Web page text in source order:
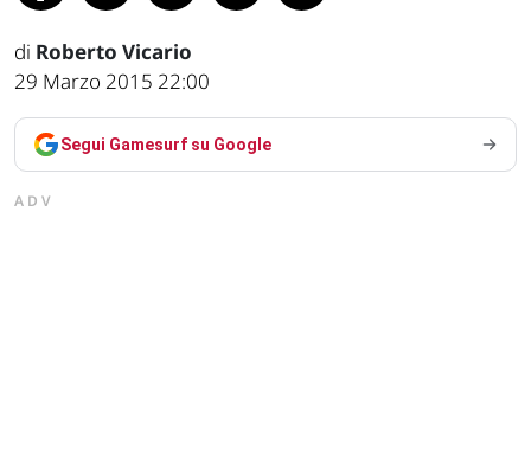
di Roberto Vicario
29 Marzo 2015 22:00
Segui Gamesurf su Google
ADV